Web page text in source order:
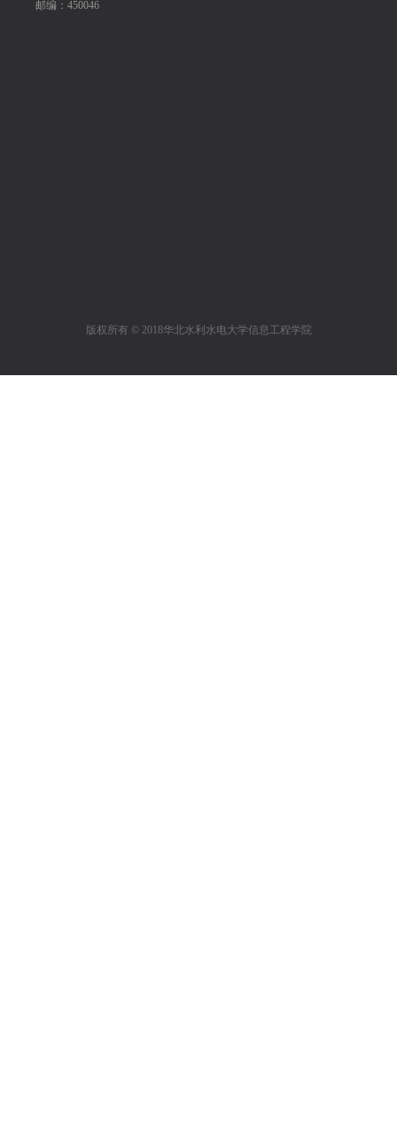
邮编：450046
版权所有 © 2018华北水利水电大学信息工程学院